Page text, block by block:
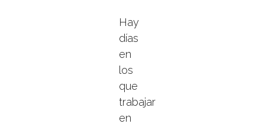
Hay
días
en
los
que
trabajar
en